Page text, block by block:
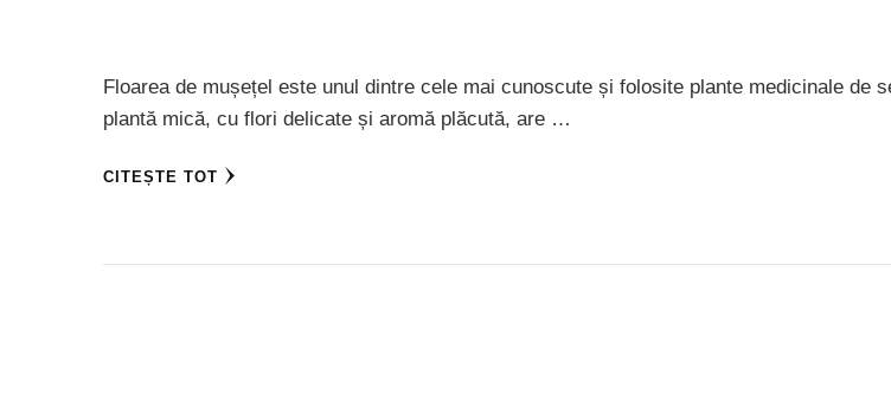
Floarea de mușețel este unul dintre cele mai cunoscute și folosite plante medicinale de
plantă mică, cu flori delicate și aromă plăcută, are …
CITEȘTE TOT